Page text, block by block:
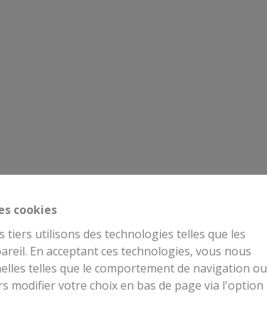
cookies
utilisons des technologies telles que les
En acceptant ces technologies, vous nous
telles que le comportement de navigation ou
modifier votre choix en bas de page via l'option